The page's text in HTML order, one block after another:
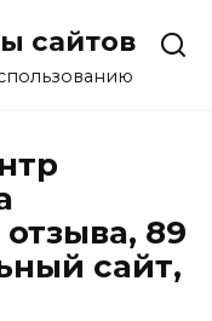
сайтов
89
сайт,